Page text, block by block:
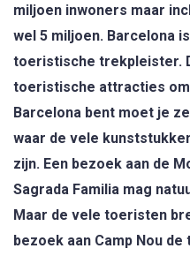
miljoen inwoners maar
wel 5 miljoen. Barcelona
toeristische trekpleister.
toeristische attracties
Barcelona bent moet je
waar de vele
zijn. Een bezoek aan de
Sagrada Familia mag
Maar de vele toeristen
bezoek aan Camp Nou de